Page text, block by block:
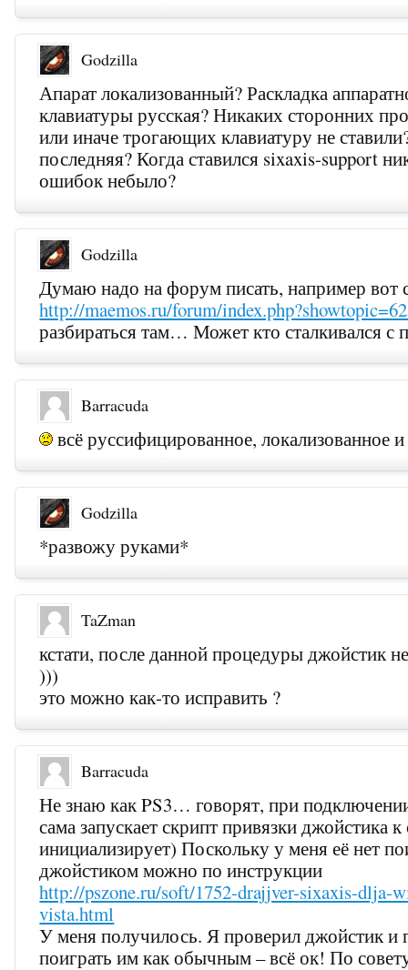
Godzilla
Апарат локализованный? Раскладка
клавиатуры русская? Никаких сторонних
или иначе трогающих клавиатуру не
последняя? Когда ставился sixaxis-support
ошибок небыло?
Godzilla
Думаю надо на форум писать, например вот
http://maemos.ru/forum/
разбираться там… Может кто сталкивался
Barracuda
всё руссифицированное, локализованное
Godzilla
*развожу руками*
TaZman
кстати, после данной процедуры джойстик
)))
это можно как-то исправить ?
Barracuda
Не знаю как PS3… говорят, при
сама запускает скрипт привязки джойстика к
инициализирует) Поскольку у меня её нет
джойстиком можно по инструкции
http://pszone.ru/soft/1752-drajjver-sixaxis-dlja-
vista.html
У меня получилось. Я проверил джойстик и
поиграть им как обычным – всё ок! По